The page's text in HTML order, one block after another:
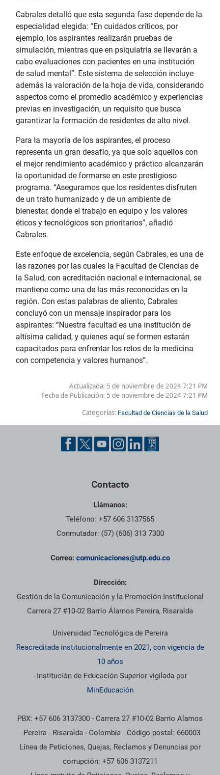
Cabrales detalló que esta segunda fase depende de la
especialidad elegida: “En cuidados críticos, por
ejemplo, los aspirantes realizarán pruebas de
simulación, mientras que en psiquiatría se llevarán a
cabo evaluaciones con pacientes en una institución
de salud mental”. Este sistema de selección incluye
además la valoración de la hoja de vida, considerando
aspectos como el promedio académico y experiencias
previas en investigación, un requisito que busca
garantizar la formación de residentes de alto nivel.
Para la mayoría de los aspirantes, el proceso
representa un gran desafío, ya que solo aquellos con
el mejor rendimiento académico y práctico alcanzarán
la oportunidad de formarse en este prestigioso
programa. “Aseguramos que los residentes disfruten
de un trato humanizado y de un ambiente de
bienestar, donde el trabajo en equipo y los valores
éticos y tecnológicos son prioritarios”, añadió
Cabrales.
Este enfoque de excelencia, según Cabrales, es una de
las razones por las cuales la Facultad de Ciencias de
la Salud, con acreditación nacional e internacional, se
mantiene como una de las más reconocidas en la
región. Con estas palabras de aliento, Cabrales
concluyó con un mensaje inspirador para los
aspirantes: “Nuestra facultad es una institución de
altísima calidad, y quienes aquí se formen estarán
capacitados para enfrentar los retos de la medicina
con competencia y valores humanos”.
Actualizada: 5 de noviembre de 2024 7:21 PM
Fecha de Publicación: 5 de noviembre de 2024 7:21 PM
Categorías: Facultad de Ciencias de la Salud
Contacto
Llámanos:
Teléfono: +57 606 3137565
Conmutador: (57) (606) 313 7300
Correo: comunicaciones@utp.edu.co
Dirección:
Gestión de la Comunicación y la Promoción Institucional
Carrera 27 #10-02 Barrio Álamos Pereira, Risaralda
Universidad Tecnológica de Pereira
Reacreditada institucionalmente en 2021, con vigencia de
10 años
- Institución de Educación Superior vigilada por
MinEducación
PBX: +57 606 3137300 - Carrera 27 #10-02 Barrio Alamos
- Pereira - Risaralda - Colombia - Código postal: 660003
Línea de Peticiones, Quejas, Reclamos y Denuncias por
corrupción: +57 606 3137211